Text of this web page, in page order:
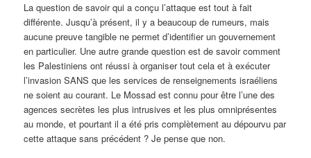
La question de savoir qui a conçu l’attaque est tout à fait
différente. Jusqu’à présent, il y a beaucoup de rumeurs, mais
aucune preuve tangible ne permet d’identifier un gouvernement
en particulier. Une autre grande question est de savoir comment
les Palestiniens ont réussi à organiser tout cela et à exécuter
l’invasion SANS que les services de renseignements israéliens
ne soient au courant. Le Mossad est connu pour être l’une des
agences secrètes les plus intrusives et les plus omniprésentes
au monde, et pourtant il a été pris complètement au dépourvu par
cette attaque sans précédent ? Je pense que non.